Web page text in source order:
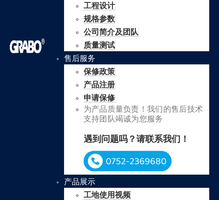
工程设计
规格参数
公司简介及团队
质量测试
售后服务
保修政策
产品注册
申请保修
为产品质量负责！我们的售后技术
支持团队竭诚为您服务
遇到问题吗？请联系我们！
产品展示
工地使用视频